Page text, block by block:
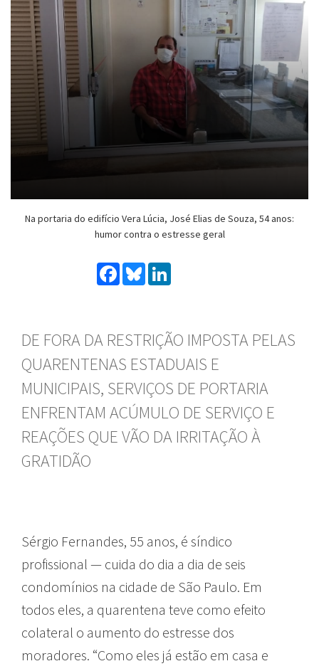
Na portaria do edifício Vera Lúcia, José Elias de Souza, 54 anos:
humor contra o estresse geral
Facebook
Bluesky
DE FORA DA RESTRIÇÃO IMPOSTA PELAS
QUARENTENAS ESTADUAIS E
MUNICIPAIS, SERVIÇOS DE PORTARIA
ENFRENTAM ACÚMULO DE SERVIÇO E
REAÇÕES QUE VÃO DA IRRITAÇÃO À
GRATIDÃO
Sérgio Fernandes, 55 anos, é síndico
profissional — cuida do dia a dia de seis
condomínios na cidade de São Paulo. Em
todos eles, a quarentena teve como efeito
colateral o aumento do estresse dos
moradores. “Como eles já estão em casa e